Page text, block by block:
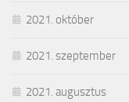
2021. október
2021. szeptember
2021. augusztus